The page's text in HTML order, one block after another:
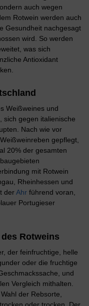
auch wegen
Rotwein werden auch
Gesundheit nachgesagt
wird. So werden
was sich
Antioxidant
Weißweines und
sich gegen italienische
Nach wie vor
gepflegt,
20% der gesamten
mit Rotwein
Rheinhessen und
derAhr führend voran,
Portugieser
Rotweins
der feinfruchtige, helle
oder die fruchtige
und
Vergleich mithalten.
der Rebsorte,